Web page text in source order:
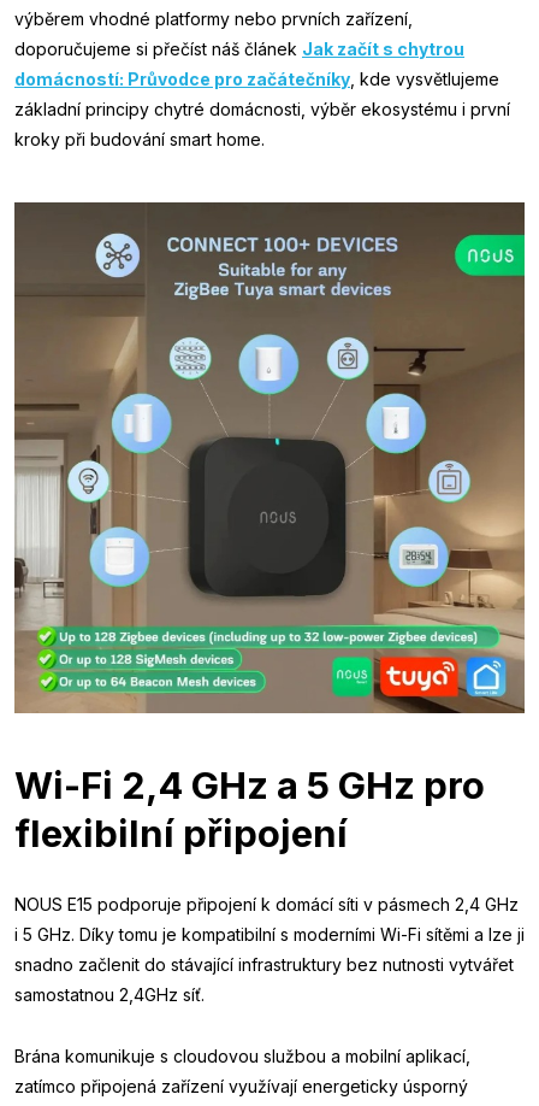
výběrem vhodné platformy nebo prvních zařízení,
doporučujeme si přečíst náš článek Jak začít s chytrou
domácností: Průvodce pro začátečníky , kde vysvětlujeme
základní principy chytré domácnosti, výběr ekosystému i první
kroky při budování smart home.
Wi-Fi 2,4 GHz a 5 GHz pro
flexibilní připojení
NOUS E15 podporuje připojení k domácí síti v pásmech 2,4 GHz
i 5 GHz. Díky tomu je kompatibilní s moderními Wi-Fi sítěmi a lze ji
snadno začlenit do stávající infrastruktury bez nutnosti vytvářet
samostatnou 2,4GHz síť.
Brána komunikuje s cloudovou službou a mobilní aplikací,
zatímco připojená zařízení využívají energeticky úsporný